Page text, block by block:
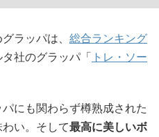
ラッパは、 総合ランキング
社のグラッパ「 トレ・ソー
にも関わらず樽熟成された
い。そして最高に美しいボ